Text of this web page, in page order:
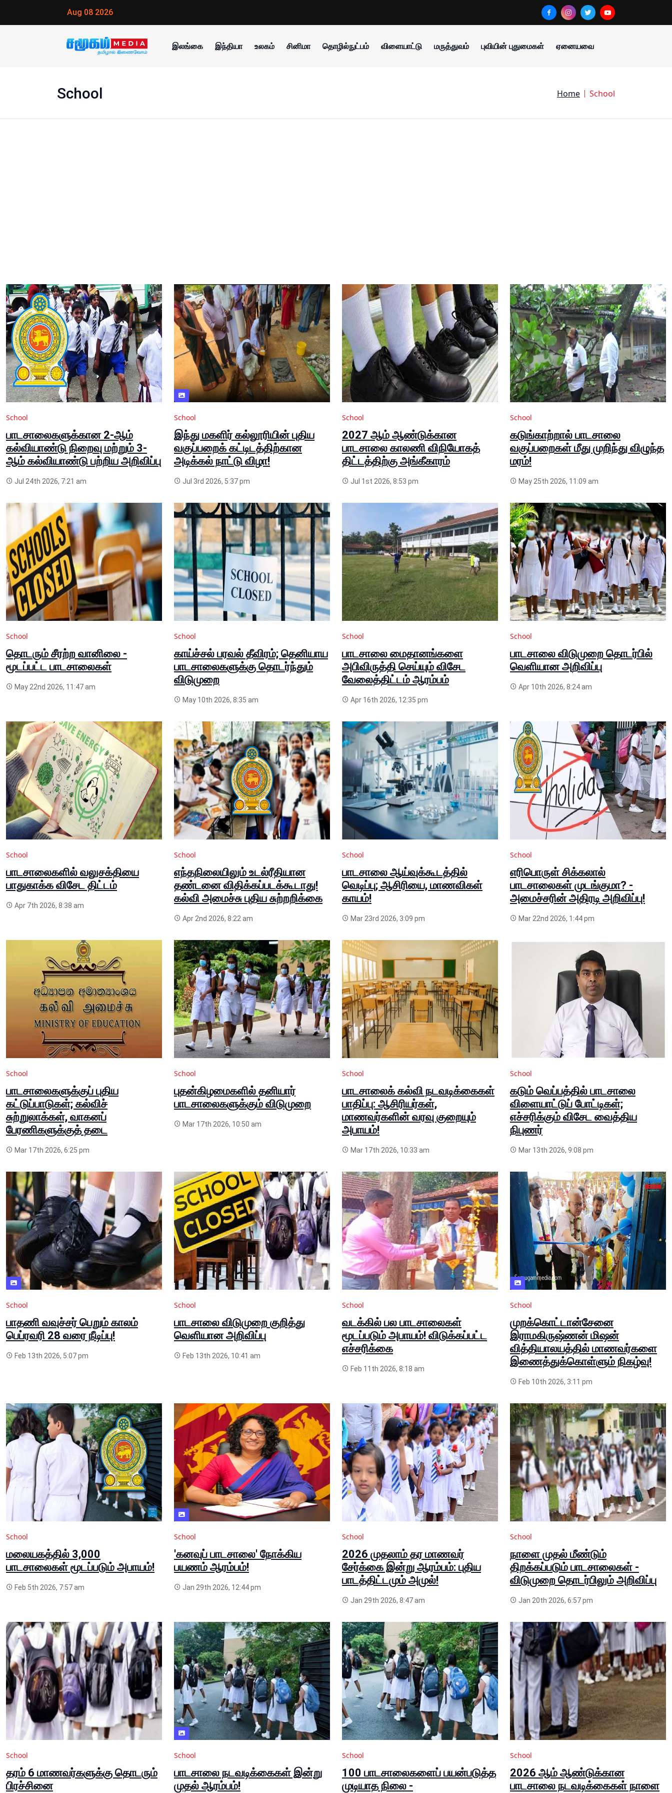
Aug 08 2026
இலங்கை இந்தியா உலகம் சினிமா தொழில்நுட்பம் விளையாட்டு மருத்துவம் புவியின் புதுமைகள் ஏனையவை
School Home School
School
பாடசாலைகளுக்கான 2-ஆம்
கல்வியாண்டு நிறைவு மற்றும் 3-
ஆம் கல்வியாண்டு பற்றிய அறிவிப்பு
Jul 24th 2026, 7:21 am
School
இந்து மகளிர் கல்லூரியின் புதிய
வகுப்பறைக் கட்டிடத்திற்கான
அடிக்கல் நாட்டு விழா!
Jul 3rd 2026, 5:37 pm
School
2027 ஆம் ஆண்டுக்கான
பாடசாலை காலணி விநியோகத்
திட்டத்திற்கு அங்கீகாரம்
Jul 1st 2026, 8:53 pm
School
கடுங்காற்றால் பாடசாலை
வகுப்பறைகள் மீது முறிந்து விழுந்த
மரம்!
May 25th 2026, 11:09 am
School
தொடரும் சீரற்ற வானிலை -
மூடப்பட்ட பாடசாலைகள்
May 22nd 2026, 11:47 am
School
காய்ச்சல் பரவல் தீவிரம்; தெனியாய
பாடசாலைகளுக்கு தொடர்ந்தும்
விடுமுறை
May 10th 2026, 8:35 am
School
பாடசாலை மைதானங்களை
அபிவிருத்தி செய்யும் விசேட
வேலைத்திட்டம் ஆரம்பம்
Apr 16th 2026, 12:35 pm
School
பாடசாலை விடுமுறை தொடர்பில்
வெளியான அறிவிப்பு
Apr 10th 2026, 8:24 am
School
பாடசாலைகளில் வலுசக்தியை
பாதுகாக்க விசேட திட்டம்
Apr 7th 2026, 8:38 am
School
எந்தநிலையிலும் உடல்ரீதியான
தண்டனை விதிக்கப்படக்கூடாது!
கல்வி அமைச்சு புதிய சுற்றறிக்கை
Apr 2nd 2026, 8:22 am
School
பாடசாலை ஆய்வுக்கூடத்தில்
வெடிப்பு; ஆசிரியை, மாணவிகள்
காயம்!
Mar 23rd 2026, 3:09 pm
School
எரிபொருள் சிக்கலால்
பாடசாலைகள் முடங்குமா? -
அமைச்சரின் அதிரடி அறிவிப்பு!
Mar 22nd 2026, 1:44 pm
School
பாடசாலைகளுக்குப் புதிய
கட்டுப்பாடுகள்; கல்விச்
சுற்றுலாக்கள், வாகனப்
பேரணிகளுக்குத் தடை
Mar 17th 2026, 6:25 pm
School
புதன்கிழமைகளில் தனியார்
பாடசாலைகளுக்கும் விடுமுறை
Mar 17th 2026, 10:50 am
School
பாடசாலைக் கல்வி நடவடிக்கைகள்
பாதிப்பு: ஆசிரியர்கள்,
மாணவர்களின் வரவு குறையும்
அபாயம்!
Mar 17th 2026, 10:33 am
School
கடும் வெப்பத்தில் பாடசாலை
விளையாட்டுப் போட்டிகள்;
எச்சரிக்கும் விசேட வைத்திய
நிபுணர்
Mar 13th 2026, 9:08 pm
School
பாதணி வவுச்சர் பெறும் காலம்
பெப்ரவரி 28 வரை நீடிப்பு!
Feb 13th 2026, 5:07 pm
School
பாடசாலை விடுமுறை குறித்து
வெளியான அறிவிப்பு
Feb 13th 2026, 10:41 am
School
வடக்கில் பல பாடசாலைகள்
மூடப்படும் அபாயம்! விடுக்கப்பட்ட
எச்சரிக்கை
Feb 11th 2026, 8:18 am
School
முறக்கொட்டான்சேனை
இராமகிருஷ்ணன் மிஷன்
வித்தியாலயத்தில் மாணவர்களை
இணைத்துக்கொள்ளும் நிகழ்வு!
Feb 10th 2026, 3:11 pm
School
மலையகத்தில் 3,000
பாடசாலைகள் மூடப்படும் அபாயம்!
Feb 5th 2026, 7:57 am
School
'கனவுப் பாடசாலை' நோக்கிய
பயணம் ஆரம்பம்!
Jan 29th 2026, 12:44 pm
School
2026 முதலாம் தர மாணவர்
சேர்க்கை இன்று ஆரம்பம்: புதிய
பாடத்திட்டமும் அமுல்!
Jan 29th 2026, 8:47 am
School
நாளை முதல் மீண்டும்
திறக்கப்படும் பாடசாலைகள் -
விடுமுறை தொடர்பிலும் அறிவிப்பு
Jan 20th 2026, 6:57 pm
School
தரம் 6 மாணவர்களுக்கு தொடரும்
பிரச்சினை
School
பாடசாலை நடவடிக்கைகள் இன்று
முதல் ஆரம்பம்!
School
100 பாடசாலைகளைப் பயன்படுத்த
முடியாத நிலை -
School
2026 ஆம் ஆண்டுக்கான
பாடசாலை நடவடிக்கைகள் நாளை